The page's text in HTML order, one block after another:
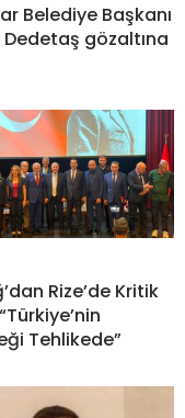
Belediye Başkanı
Dedetaş gözaltına
Rize’de Kritik
Tehlikede”